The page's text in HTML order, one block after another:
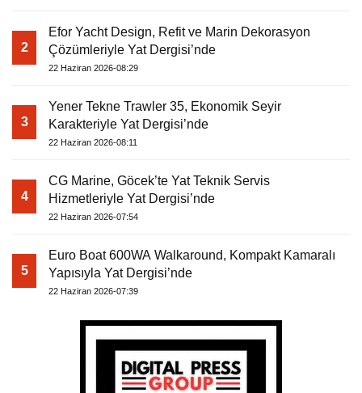
2
Efor Yacht Design, Refit ve Marin Dekorasyon
Çözümleriyle Yat Dergisi’nde
22 Haziran 2026-08:29
3
Yener Tekne Trawler 35, Ekonomik Seyir
Karakteriyle Yat Dergisi’nde
22 Haziran 2026-08:11
4
CG Marine, Göcek’te Yat Teknik Servis
Hizmetleriyle Yat Dergisi’nde
22 Haziran 2026-07:54
5
Euro Boat 600WA Walkaround, Kompakt Kamaralı
Yapısıyla Yat Dergisi’nde
22 Haziran 2026-07:39